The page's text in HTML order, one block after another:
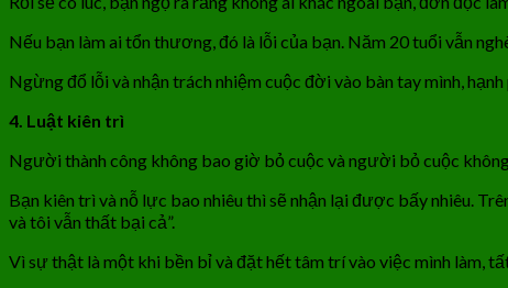
Nếu bạn làm ai tổn thương, đó là lỗi của bạn. Năm 20 tuổi vẫn
Ngừng đổ lỗi và nhận trách nhiệm cuộc đời vào bàn tay mình, hạnh
4. Luật kiên trì
Người thành công không bao giờ bỏ cuộc và người bỏ cuộc
Bạn kiên trì và nỗ lực bao nhiêu thì sẽ nhận lại được bấy nhiêu.
và tôi vẫn thất bại cả”.
Vì sự thật là một khi bền bỉ và đặt hết tâm trí vào việc mình làm,